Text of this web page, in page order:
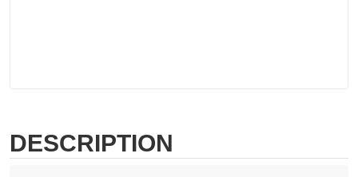
DESCRIPTION